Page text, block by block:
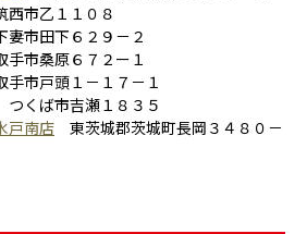
西市乙１１０８
妻市田下６２９－２
手市桑原６７２ー１
手市戸頭１－１７－１
つくば市吉瀬１８３５
戸南店 東茨城郡茨城町長岡３４８０－